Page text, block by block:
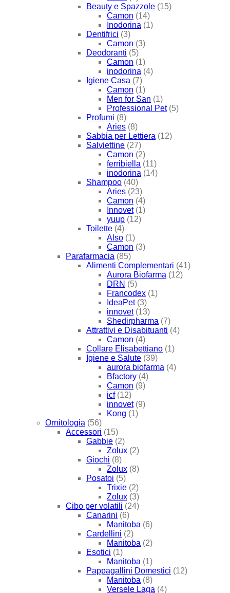
Beauty e Spazzole (15)
Camon (14)
Inodorina (1)
Dentifrici (3)
Camon (3)
Deodoranti (5)
Camon (1)
inodorina (4)
Igiene Casa (7)
Camon (1)
Men for San (1)
Professional Pet (5)
Profumi (8)
Aries (8)
Sabbia per Lettiera (12)
Salviettine (27)
Camon (2)
ferribiella (11)
inodorina (14)
Shampoo (40)
Aries (23)
Camon (4)
Innovet (1)
yuup (12)
Toilette (4)
Also (1)
Camon (3)
Parafarmacia (85)
Alimenti Complementari (41)
Aurora Biofarma (12)
DRN (5)
Francodex (1)
IdeaPet (3)
innovet (13)
Shedirpharma (7)
Attrattivi e Disabituanti (4)
Camon (4)
Collare Elisabettiano (1)
Igiene e Salute (39)
aurora biofarma (4)
Bfactory (4)
Camon (9)
icf (12)
innovet (9)
Kong (1)
Ornitologia (56)
Accessori (15)
Gabbie (2)
Zolux (2)
Giochi (8)
Zolux (8)
Posatoi (5)
Trixie (2)
Zolux (3)
Cibo per volatili (24)
Canarini (6)
Manitoba (6)
Cardellini (2)
Manitoba (2)
Esotici (1)
Manitoba (1)
Pappagallini Domestici (12)
Manitoba (8)
Versele Laga (4)